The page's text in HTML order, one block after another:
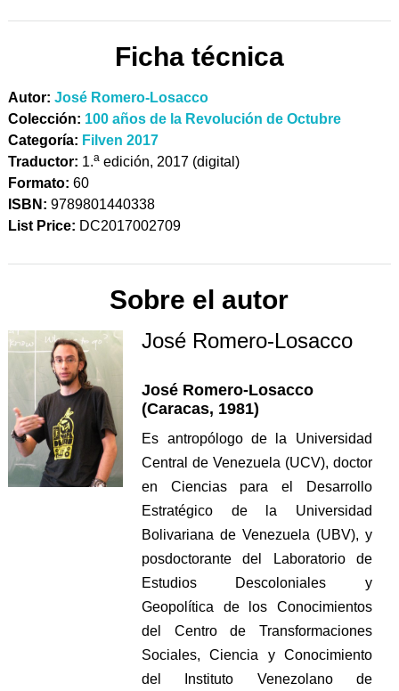
Ficha técnica
Autor: José Romero-Losacco
Colección: 100 años de la Revolución de Octubre
Categoría: Filven 2017
Traductor: 1.aedición, 2017 (digital)
Formato: 60
ISBN: 9789801440338
List Price: DC2017002709
Sobre el autor
José Romero-Losacco
José Romero-Losacco
(Caracas, 1981)
Es antropólogo de la Universidad
Central de Venezuela (UCV), doctor
en Ciencias para el Desarrollo
Estratégico de la Universidad
Bolivariana de Venezuela (UBV), y
posdoctorante del Laboratorio de
Estudios Descoloniales y
Geopolítica de los Conocimientos
del Centro de Transformaciones
Sociales, Ciencia y Conocimiento
del Instituto Venezolano de